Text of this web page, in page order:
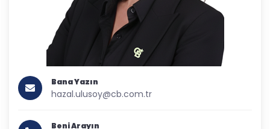
Bana Yazın
hazal.ulusoy@cb.com.tr
Beni Arayın